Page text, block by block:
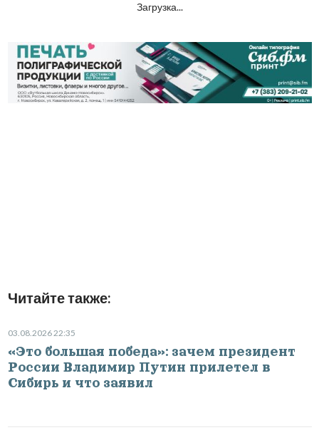
Загрузка...
Читайте также:
03.08.2026 22:35
«Это большая победа»: зачем президент
России Владимир Путин прилетел в
Сибирь и что заявил